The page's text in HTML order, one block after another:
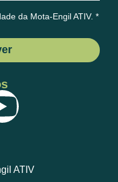
da Mota-Engil ATIV. *
ATIV